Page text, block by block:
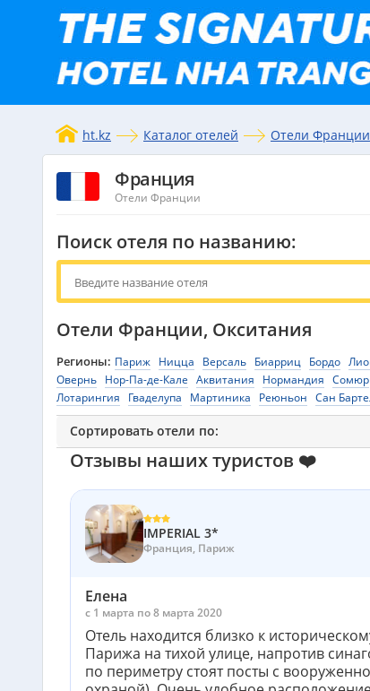
ht.kz Каталог отелей Отели Франции
Франция
Отели Франции
Поиск отеля по названию:
Отели Франции, Окситания
Регионы: Париж Ницца Версаль Биарриц Бордо
Овернь Нор-Па-де-Кале Аквитания Нормандия Сомюр
Лотарингия
Гваделупа Мартиника Реюньон Сан
Сортировать отели по:
Отзывы наших туристов ❤️
IMPERIAL 3*
Франция, Париж
Елена
c 1 марта по 8 марта 2020
Отель находится близко к
Парижа на тихой улице, напротив
по периметру стоят посты с